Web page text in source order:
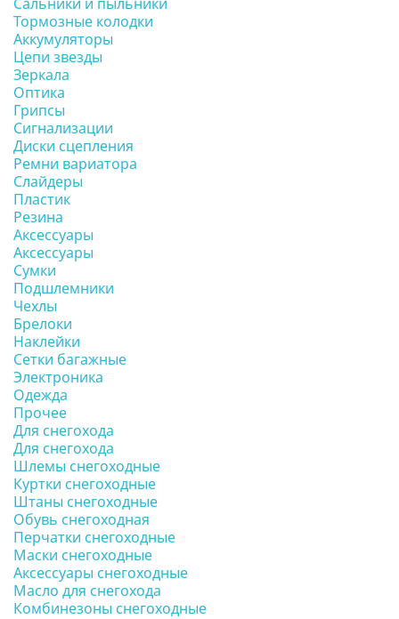
Тормозные колодки
Аккумуляторы
Цепи звезды
Зеркала
Оптика
Грипсы
Сигнализации
Диски сцепления
Ремни вариатора
Слайдеры
Пластик
Резина
Аксессуары
Аксессуары
Сумки
Подшлемники
Чехлы
Брелоки
Наклейки
Сетки багажные
Электроника
Одежда
Прочее
Для снегохода
Для снегохода
Шлемы снегоходные
Куртки снегоходные
Штаны снегоходные
Обувь снегоходная
Перчатки снегоходные
Маски снегоходные
Аксессуары снегоходные
Масло для снегохода
Комбинезоны снегоходные